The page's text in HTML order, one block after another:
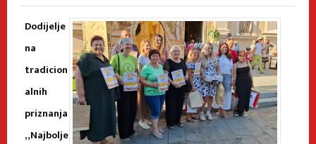
Dodijelje
na
tradicion
alnih
priznanja
„Najbolje